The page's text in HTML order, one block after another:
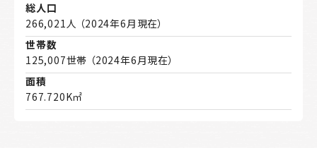
総人口
266,021人 （2024年6月現在）
世帯数
125,007世帯 （2024年6月現在）
面積
767.720K㎡